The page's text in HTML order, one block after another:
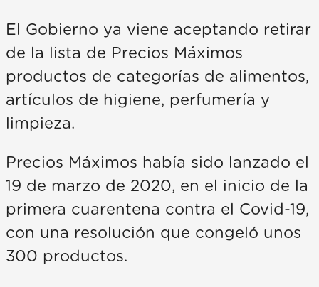
El Gobierno ya viene aceptando retirar
de la lista de Precios Máximos
productos de categorías de alimentos,
artículos de higiene, perfumería y
limpieza.
Precios Máximos había sido lanzado el
19 de marzo de 2020, en el inicio de la
primera cuarentena contra el Covid-19,
con una resolución que congeló unos
300 productos.